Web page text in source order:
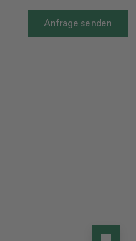
Anfrage senden